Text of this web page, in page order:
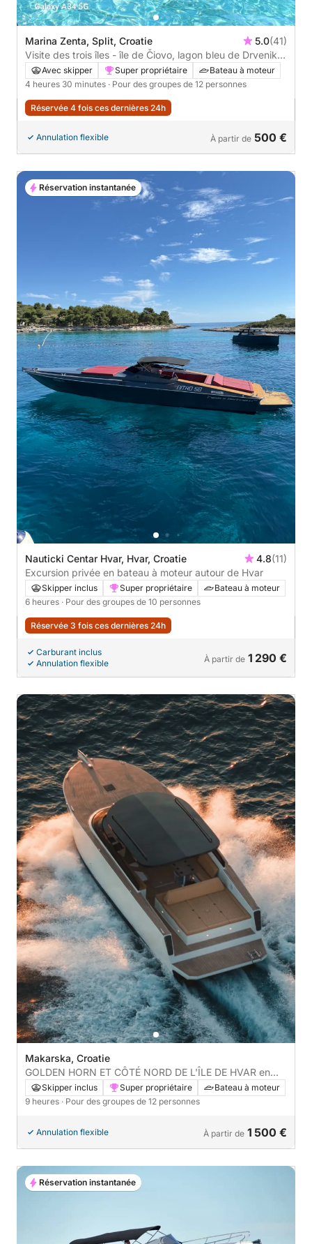
Marina Zenta, Split, Croatie 5.0(41)
Visite des trois îles - île de Čiovo, lagon bleu de Drvenik
et île de Šolta
Avec skipper Super propriétaire
Bateau à moteur
4 heures 30 minutes · Pour des groupes de 12 personnes
Réservée 4 fois ces dernières 24h
Annulation flexible À partir de 500 €
Nauticki Centar Hvar, Hvar, Croatie 4.8(11)
Excursion privée en bateau à moteur autour de Hvar
Skipper inclus Super propriétaire
Bateau à moteur
6 heures · Pour des groupes de 10 personnes
Réservée 3 fois ces dernières 24h
Carburant inclus
Annulation flexible
À partir de 1 290 €
Réservation instantanée
Makarska, Croatie
GOLDEN HORN ET CÔTÉ NORD DE L'ÎLE DE HVAR en
bateau : Une journée complète (9 heures) sur l'eau à
bord d'un bateau à moteur - TOUT INCLUS (LIRE LA
Skipper inclus Super propriétaire
Bateau à moteur
9 heures · Pour des groupes de 12 personnes
Annulation flexible À partir de 1 500 €
Réservation instantanée